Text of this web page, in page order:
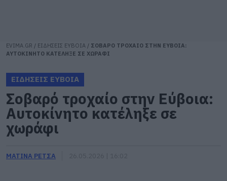
EVIMA.GR / ΕΙΔΗΣΕΙΣ ΕΥΒΟΙΑ / ΣΟΒΑΡΟ ΤΡΟΧΑΙΟ ΣΤΗΝ ΕΥΒΟΙΑ:
ΑΥΤΟΚΙΝΗΤΟ ΚΑΤΕΛΗΞΕ ΣΕ ΧΩΡΑΦΙ
ΕΙΔΗΣΕΙΣ ΕΥΒΟΙΑ
Σοβαρό τροχαίο στην Εύβοια:
Αυτοκίνητο κατέληξε σε
χωράφι
ΜΑΤΙΝΑ ΡΕΤΣΑ